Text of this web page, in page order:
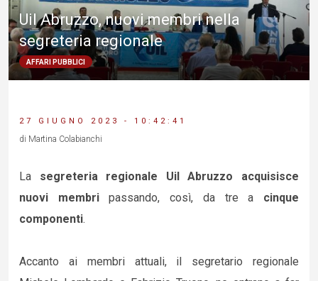
Uil Abruzzo, nuovi membri nella
segreteria regionale
AFFARI PUBBLICI
27 GIUGNO 2023 - 10:42:41
di Martina Colabianchi
La segreteria regionale Uil Abruzzo acquisisce
nuovi membripassando, così, da tre a cinque
componenti.
Accanto ai membri attuali, il segretario regionale